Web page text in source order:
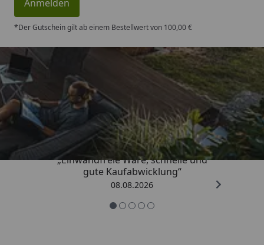
Anmelden
*Der Gutschein gilt ab einem Bestellwert von 100,00 €
Trusted Shops
4,83/ 5
„Einwandfreie Ware, schnelle und
gute Kaufabwicklung“
08.08.2026